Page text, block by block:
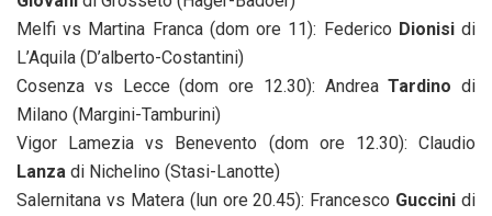
Melfi vs Martina Franca (dom ore 11): Federico Dionisidi
L’Aquila (D’alberto-Costantini)
Cosenza vs Lecce (dom ore 12.30): AndreaTardino di
Milano (Margini-Tamburini)
Vigor Lamezia vs Benevento (dom ore 12.30): Claudio
Lanza di Nichelino (Stasi-Lanotte)
Salernitana vs Matera (lun ore 20.45): Francesco Guccini di